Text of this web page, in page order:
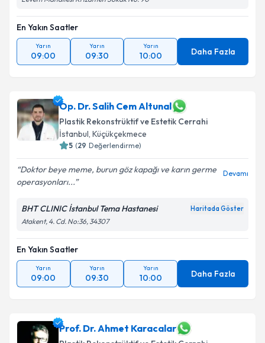
Kişisel verilerimin işlenmesine ilişkin
Metni'ni okudum ve kişisel verilerimin belirtilen
kapsamda işlenmesini kabul ediyorum.
Takvim Talebini Gönder
En Yakın Saatler
Yarın
09:00
Yarın
09:30
Yarın
10:00 Daha Fazla
Op. Dr. Salih Cem Altunal
Plastik Rekonstrüktif ve Estetik Cerrahi
İstanbul, Küçükçekmece
5 (29 Değerlendirme)
Doktor beye meme, burun göz kapağı ve karın germe
operasyonları...
Devamı
BHT CLINIC İstanbul Tema Hastanesi Haritada Göster
Atakent, 4. Cd. No:36, 34307
En Yakın Saatler
Yarın
09:00
Yarın
09:30
Yarın
10:00 Daha Fazla
Prof. Dr. Ahmet Karacalar